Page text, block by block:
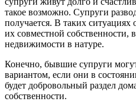
такое возможно. Супруги
получается. В таких ситуациях
их совместной собственности,
недвижимости в натуре.
Конечно, бывшие супруги
вариантом, если они в
будет добровольный раздел
собственности.